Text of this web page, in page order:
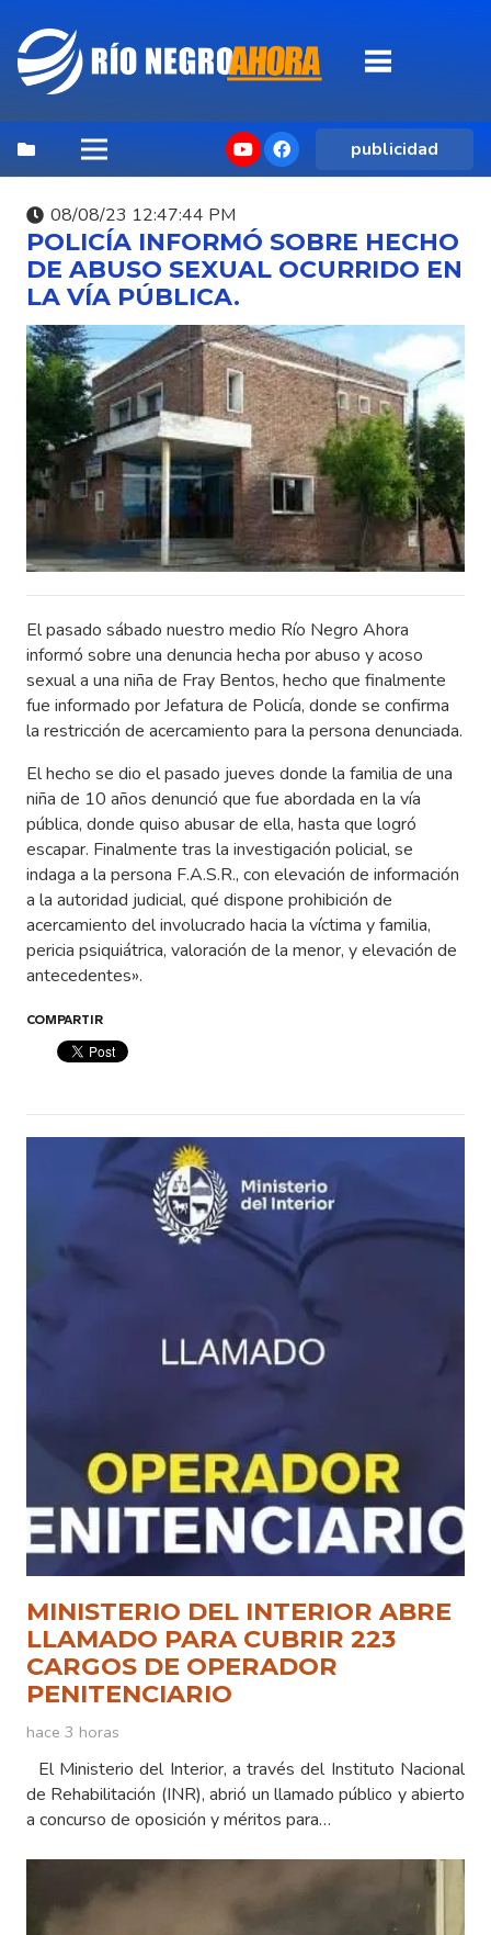
publicidad
08/08/23 12:47:44 PM
POLICÍA INFORMÓ SOBRE HECHO
DE ABUSO SEXUAL OCURRIDO EN
LA VÍA PÚBLICA.
El pasado sábado nuestro medio Río Negro Ahora
informó sobre una denuncia hecha por abuso y acoso
sexual a una niña de Fray Bentos, hecho que finalmente
fue informado por Jefatura de Policía, donde se confirma
la restricción de acercamiento para la persona denunciada.
El hecho se dio el pasado jueves donde la familia de una
niña de 10 años denunció que fue abordada en la vía
pública, donde quiso abusar de ella, hasta que logró
escapar. Finalmente tras la investigación policial, se
indaga a la persona F.A.S.R., con elevación de información
a la autoridad judicial, qué dispone prohibición de
acercamiento del involucrado hacia la víctima y familia,
pericia psiquiátrica, valoración de la menor, y elevación de
antecedentes».
COMPARTIR
MINISTERIO DEL INTERIOR ABRE
LLAMADO PARA CUBRIR 223
CARGOS DE OPERADOR
PENITENCIARIO
hace 3 horas
El Ministerio del Interior, a través del Instituto Nacional
de Rehabilitación (INR), abrió un llamado público y abierto
a concurso de oposición y méritos para…